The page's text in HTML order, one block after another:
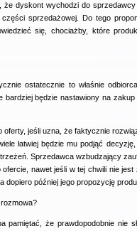
że dyskont wychodzi do
sprzedażowej. Do tego
się, chociażby, które
ostatecznie to właśnie
będzie nastawiony na zakup
oferty, jeśli uzna, że faktycznie
łatwiej będzie mu podjąć
Sprzedawca wzbudzający
nawet jeśli w tej chwili nie
dopiero później jego propozycję
pamiętać, że prawdopodobnie nie